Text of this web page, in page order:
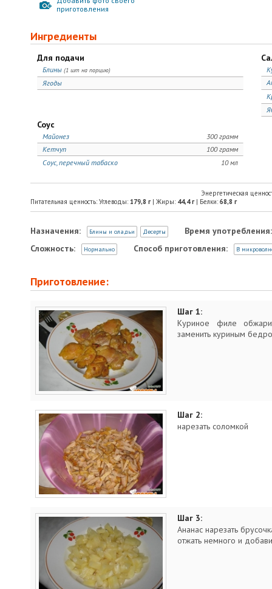
приготовления
Ингредиенты
Для подачи
Блины (1 шт на порцию)
Ягоды
Соус
300 грамм
Майонез
100 грамм
Кетчуп
10 мл
Соус, перечный табаско
Энергетическая
Питательная ценность: Углеводы: 179,8 г| Жиры: 44,4г| Белки: 68,8 г
Назначения: Блины и оладьи Десерты
Время употребления:
Сложность:
Нормально Способ приготовления: В
Приготовление:
Шаг 1:
Куриное филе
заменить куриным
Шаг 2:
нарезать соломкой
Шаг 3:
Ананас нарезать
отжать немного и